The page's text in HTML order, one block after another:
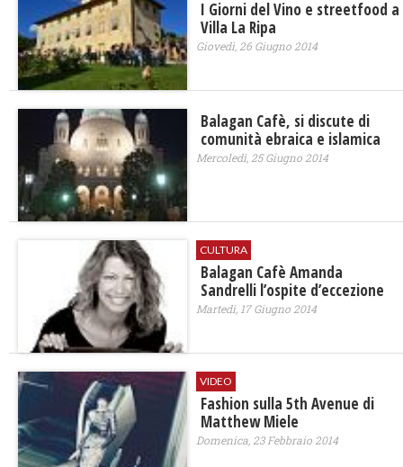
I Giorni del Vino e streetfood a
Villa La Ripa
Giovedì, 26 Giugno 2014
Balagan Cafè, si discute di
comunità ebraica e islamica
Mercoledì, 25 Giugno 2014
CULTURA
Balagan Cafè Amanda
Sandrelli l’ospite d’eccezione
Martedì, 17 Giugno 2014
VIDEO
Fashion sulla 5th Avenue di
Matthew Miele
Domenica, 23 Febbraio 2014